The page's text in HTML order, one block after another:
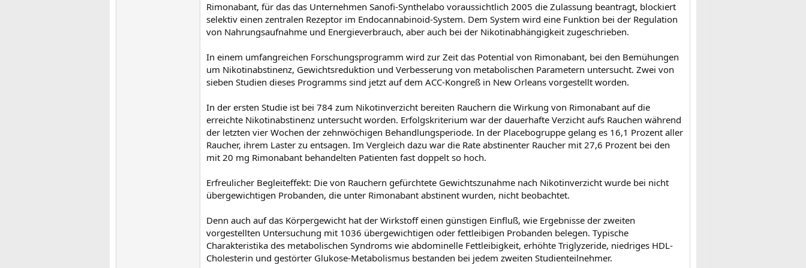
Rimonabant, für das das Unternehmen Sanofi-Synthelabo voraussichtlich 2005 die Zulassung beantragt, blockiert
selektiv einen zentralen Rezeptor im Endocannabinoid-System. Dem System wird eine Funktion bei der Regulation
von Nahrungsaufnahme und Energieverbrauch, aber auch bei der Nikotinabhängigkeit zugeschrieben.
In einem umfangreichen Forschungsprogramm wird zur Zeit das Potential von Rimonabant, bei den Bemühungen
um Nikotinabstinenz, Gewichtsreduktion und Verbesserung von metabolischen Parametern untersucht. Zwei von
sieben Studien dieses Programms sind jetzt auf dem ACC-Kongreß in New Orleans vorgestellt worden.
In der ersten Studie ist bei 784 zum Nikotinverzicht bereiten Rauchern die Wirkung von Rimonabant auf die
erreichte Nikotinabstinenz untersucht worden. Erfolgskriterium war der dauerhafte Verzicht aufs Rauchen während
der letzten vier Wochen der zehnwöchigen Behandlungsperiode. In der Placebogruppe gelang es 16,1 Prozent aller
Raucher, ihrem Laster zu entsagen. Im Vergleich dazu war die Rate abstinenter Raucher mit 27,6 Prozent bei den
mit 20 mg Rimonabant behandelten Patienten fast doppelt so hoch.
Erfreulicher Begleiteffekt: Die von Rauchern gefürchtete Gewichtszunahme nach Nikotinverzicht wurde bei nicht
übergewichtigen Probanden, die unter Rimonabant abstinent wurden, nicht beobachtet.
Denn auch auf das Körpergewicht hat der Wirkstoff einen günstigen Einfluß, wie Ergebnisse der zweiten
vorgestellten Untersuchung mit 1036 übergewichtigen oder fettleibigen Probanden belegen. Typische
Charakteristika des metabolischen Syndroms wie abdominelle Fettleibigkeit, erhöhte Triglyzeride, niedriges HDL-
Cholesterin und gestörter Glukose-Metabolismus bestanden bei jedem zweiten Studienteilnehmer.